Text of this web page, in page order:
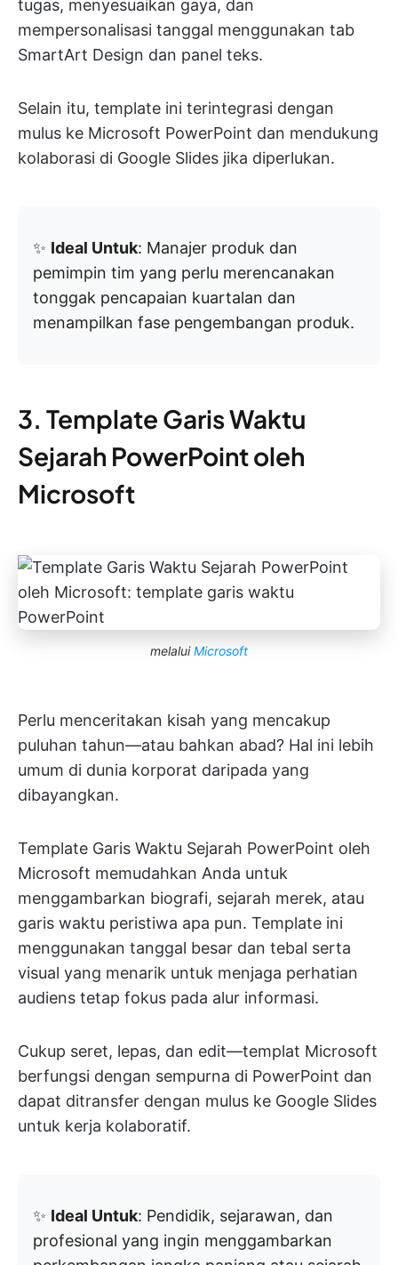
tugas, menyesuaikan gaya, dan
mempersonalisasi tanggal menggunakan tab
SmartArt Design dan panel teks.
Selain itu, template ini terintegrasi dengan
mulus ke Microsoft PowerPoint dan mendukung
kolaborasi di Google Slides jika diperlukan.
✨ Ideal Untuk: Manajer produk dan
pemimpin tim yang perlu merencanakan
tonggak pencapaian kuartalan dan
menampilkan fase pengembangan produk.
3. Template Garis Waktu
Sejarah PowerPoint oleh
Microsoft
melaluiMicrosoft
Perlu menceritakan kisah yang mencakup
puluhan tahun—atau bahkan abad? Hal ini lebih
umum di dunia korporat daripada yang
dibayangkan.
Template Garis Waktu Sejarah PowerPoint oleh
Microsoft memudahkan Anda untuk
menggambarkan biografi, sejarah merek, atau
garis waktu peristiwa apa pun. Template ini
menggunakan tanggal besar dan tebal serta
visual yang menarik untuk menjaga perhatian
audiens tetap fokus pada alur informasi.
Cukup seret, lepas, dan edit—templat Microsoft
berfungsi dengan sempurna di PowerPoint dan
dapat ditransfer dengan mulus ke Google Slides
untuk kerja kolaboratif.
✨ Ideal Untuk: Pendidik, sejarawan, dan
profesional yang ingin menggambarkan